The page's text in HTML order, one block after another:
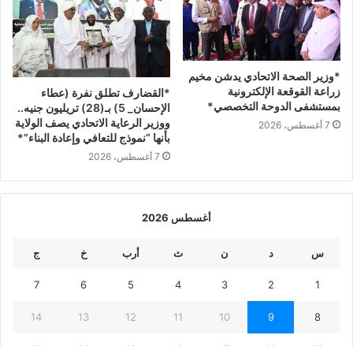
*وزير الصحة الاتحادي يدشن مخيم
زراعة القوقعة الإلكترونية
بمستشفى الدوحة التخصصي*
7 أغسطس، 2026
*القضارف تطلق نفرة (عطاء
الإحسان_ 5) بـ(28) تريليون جنيه..
ووزير الرعاية الاتحادي يصف الولاية
بأنها “نموذج للتعافي وإعادة البناء”*
7 أغسطس، 2026
أغسطس 2026
س د ن ث أرب خ ج
1
2
3
4
5
6
7
8
9
10
11
12
13
14